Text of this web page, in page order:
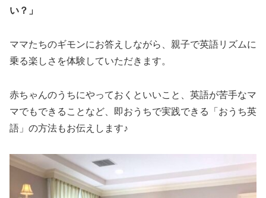
い？」
ママたちのギモンにお答えしながら、親子で英語リズムに
乗る楽しさを体験していただきます。
赤ちゃんのうちにやっておくといいこと、英語が苦手なマ
マでもできることなど、即おうちで実践できる「おうち英
語」の方法もお伝えします♪